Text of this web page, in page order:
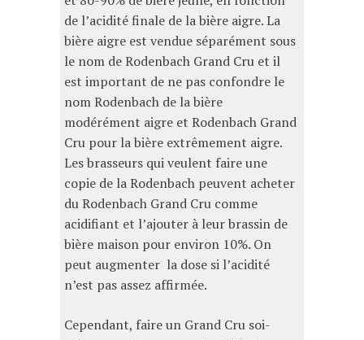
de l’acidité finale de la bière aigre. La
bière aigre est vendue séparément sous
le nom de Rodenbach Grand Cru et il
est important de ne pas confondre le
nom Rodenbach de la bière
modérément aigre et Rodenbach Grand
Cru pour la bière extrêmement aigre.
Les brasseurs qui veulent faire une
copie de la Rodenbach peuvent acheter
du Rodenbach Grand Cru comme
acidifiant et l’ajouter à leur brassin de
bière maison pour environ 10%. On
peut augmenter la dose si l’acidité
n’est pas assez affirmée.
Cependant, faire un Grand Cru soi-